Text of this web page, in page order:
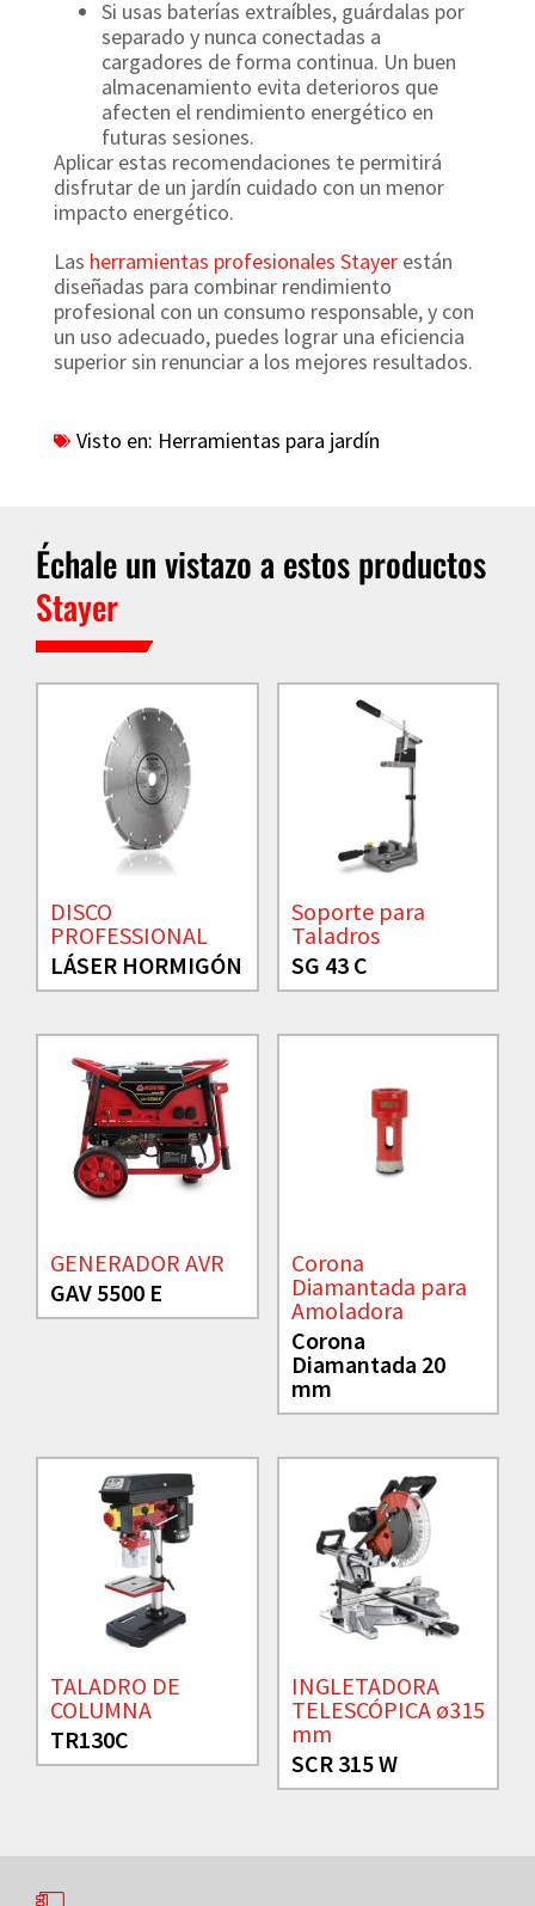
Si usas baterías extraíbles, guárdalas por
separado y nunca conectadas a
cargadores de forma continua. Un buen
almacenamiento evita deterioros que
afecten el rendimiento energético en
futuras sesiones.
Aplicar estas recomendaciones te permitirá
disfrutar de un jardín cuidado con un menor
impacto energético.
Las herramientas profesionales Stayer están
diseñadas para combinar rendimiento
profesional con un consumo responsable, y con
un uso adecuado, puedes lograr una eficiencia
superior sin renunciar a los mejores resultados.
Visto en: Herramientas para jardín
Échale un vistazo a estos productos
Stayer
DISCO
PROFESSIONAL
LÁSER HORMIGÓN
Soporte para
Taladros
SG 43 C
GENERADOR AVR
GAV 5500 E
Corona
Diamantada para
Amoladora
Corona
Diamantada 20
mm
TALADRO DE
COLUMNA
TR130C
INGLETADORA
TELESCÓPICA ø315
mm
SCR 315 W